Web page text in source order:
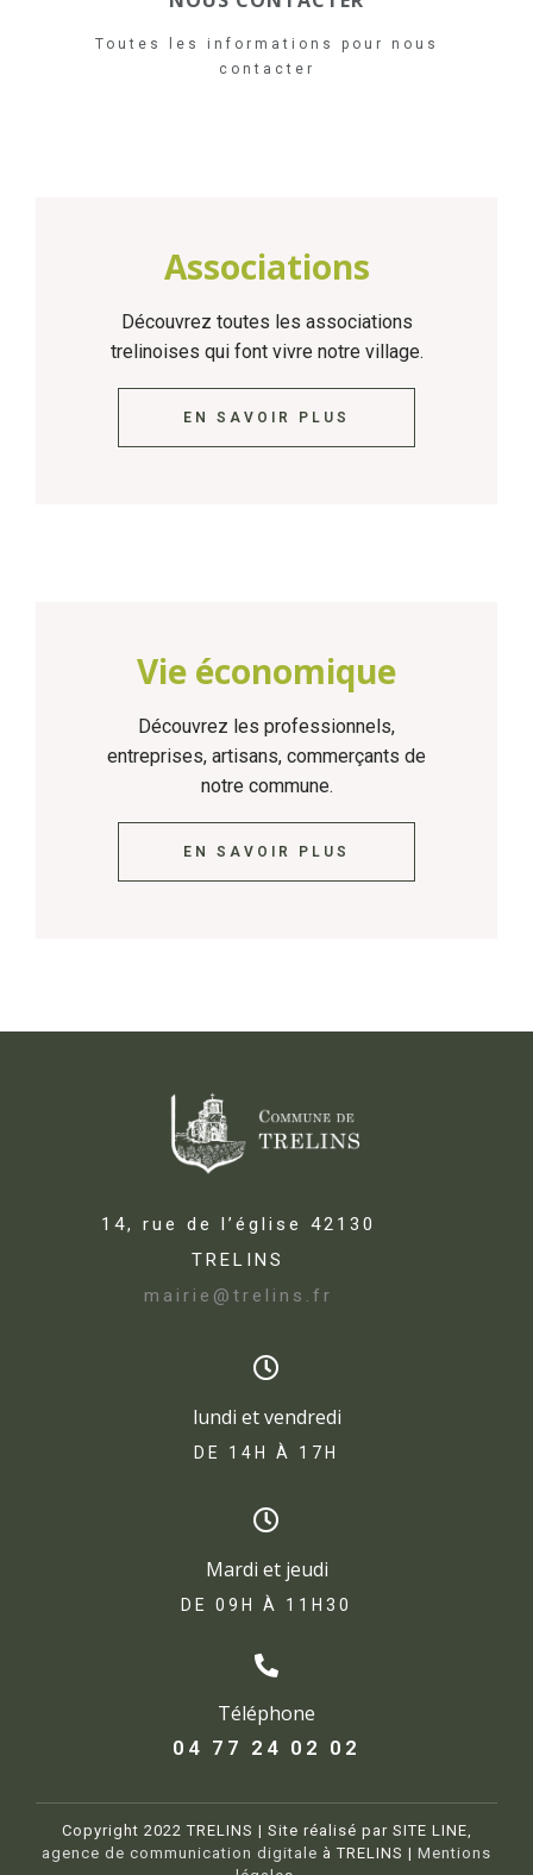
Toutes les informations pour nous
contacter
Associations
Découvrez toutes les associations
trelinoises qui font vivre notre village.
EN SAVOIR PLUS
Vie économique
Découvrez les professionnels,
entreprises, artisans, commerçants de
notre commune.
EN SAVOIR PLUS
14, rue de l’église 42130
TRELINS
mairie@trelins.fr
lundi et vendredi
DE 14H À 17H​
Mardi et jeudi
DE 09H À 11H30
Téléphone
04 77 24 02 02
Copyright 2022 TRELINS | Site réalisé par SITE LINE,
agence de communication digitale à TRELINS | Mentions